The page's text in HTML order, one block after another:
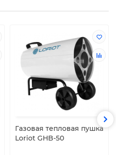
Газовая тепловая пушка
Loriot GHB-50